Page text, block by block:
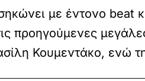
με έντονο beat
προηγούμενες
Κουμεντάκο, ενώ